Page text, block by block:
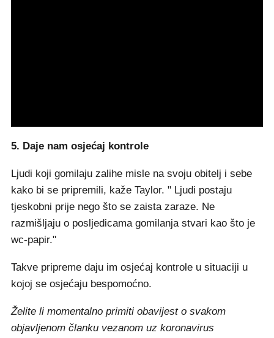
5. Daje nam osjećaj kontrole
Ljudi koji gomilaju zalihe misle na svoju obitelj i sebe
kako bi se pripremili, kaže Taylor. " Ljudi postaju
tjeskobni prije nego što se zaista zaraze. Ne
razmišljaju o posljedicama gomilanja stvari kao što je
wc-papir."
Takve pripreme daju im osjećaj kontrole u situaciji u
kojoj se osjećaju bespomoćno.
Želite li momentalno primiti obavijest o svakom
objavljenom članku vezanom uz koronavirus